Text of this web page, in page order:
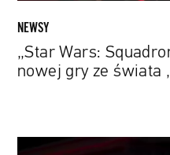
NEWSY
„Star Wars:
nowej gry ze świata